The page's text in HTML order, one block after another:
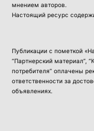
мнением авторов.
Настоящий ресурс
Публикации с пометкой
“Партнерский материал”,
потребителя” оплачены
ответственности за
объявлениях.